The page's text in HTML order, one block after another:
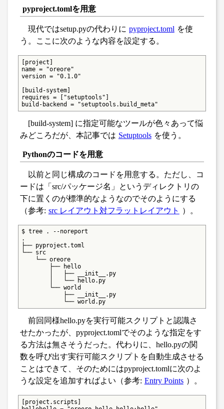
pyproject.tomlを用意
現代ではsetup.pyの代わりに pyproject.toml を使
う。ここに次のような内容を設定する。
[project]
name = "oreore"
version = "0.1.0"
[build-system]
requires = ["setuptools"]
build-backend = "setuptools.build_meta"
[build-system] に指定可能なツールが色々あって悩
みどころだが、本記事では Setuptools を使う。
Pythonのコードを用意
以前と同じ構成のコードを用意する。ただし、コ
ードは「src/パッケージ名」というディレクトリの
下に置くのが標準的なようなのでそのようにする
（参考: src レイアウト対フラットレイアウト ）。
$ tree . --noreport
.
├── pyproject.toml
└── src
    └── oreore
        ├── hello
        │   ├── __init__.py
        │   └── hello.py
        └── world
            ├── __init__.py
            └── world.py
前回同様hello.pyを実行可能スクリプトと認識さ
せたかったが、pyproject.tomlでそのような指定をす
る方法は無さそうだった。代わりに、hello.pyの関
数を呼び出す実行可能スクリプトを自動生成させる
ことはできて、そのためにはpyproject.tomlに次のよ
うな設定を追加すればよい（参考: Entry Points ）。
[project.scripts]